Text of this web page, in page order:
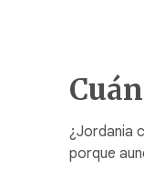
¿Jordania
porque